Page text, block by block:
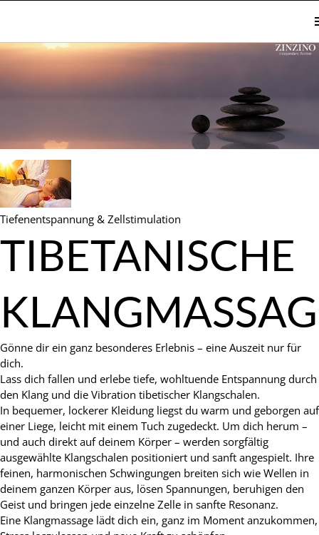
Tiefenentspannung & Zellstimulation
TIBETANISCHE
Gönne dir ein ganz besonderes Erlebnis – eine Auszeit nur für
dich.
Lass dich fallen und erlebe tiefe, wohltuende Entspannung durch
den Klang und die Vibration tibetischer Klangschalen.
In bequemer, lockerer Kleidung liegst du warm und geborgen auf
einer Liege, leicht mit einem Tuch zugedeckt. Um dich herum –
und auch direkt auf deinem Körper – werden sorgfältig
ausgewählte Klangschalen positioniert und sanft angespielt. Ihre
feinen, harmonischen Schwingungen breiten sich wie Wellen in
deinem ganzen Körper aus, lösen Spannungen, beruhigen den
Geist und bringen jede einzelne Zelle in sanfte Resonanz.
Eine Klangmassage lädt dich ein, ganz im Moment anzukommen,